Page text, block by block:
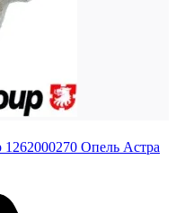
1262000270 Опель Астра